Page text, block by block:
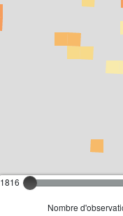
1816
Nombre